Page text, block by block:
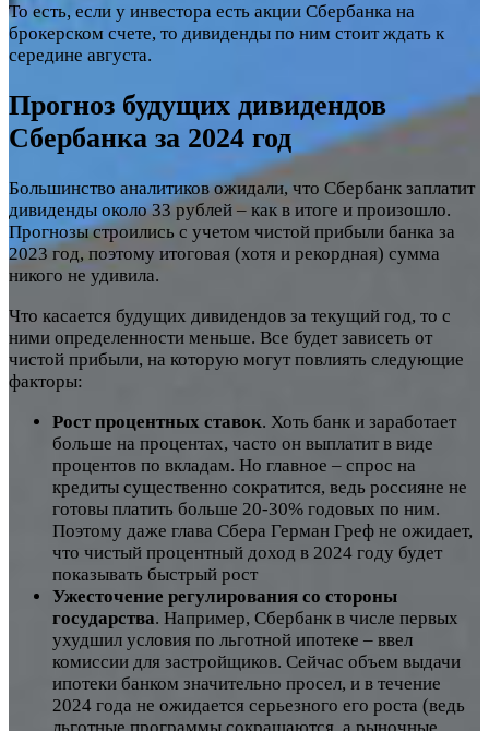
То есть, если у инвестора есть акции Сбербанка на
брокерском счете, то дивиденды по ним стоит ждать к
середине августа.
Прогноз будущих дивидендов
Сбербанка за 2024 год
Большинство аналитиков ожидали, что Сбербанк заплатит
дивиденды около 33 рублей – как в итоге и произошло.
Прогнозы строились с учетом чистой прибыли банка за
2023 год, поэтому итоговая (хотя и рекордная) сумма
никого не удивила.
Что касается будущих дивидендов за текущий год, то с
ними определенности меньше. Все будет зависеть от
чистой прибыли, на которую могут повлиять следующие
факторы:
Рост процентных ставок. Хоть банк и заработает
больше на процентах, часто он выплатит в виде
процентов по вкладам. Но главное – спрос на
кредиты существенно сократится, ведь россияне не
готовы платить больше 20-30% годовых по ним.
Поэтому даже глава Сбера Герман Греф не ожидает,
что чистый процентный доход в 2024 году будет
показывать быстрый рост
Ужесточение регулирования со стороны
государства. Например, Сбербанк в числе первых
ухудшил условия по льготной ипотеке – ввел
комиссии для застройщиков. Сейчас объем выдачи
ипотеки банком значительно просел, и в течение
2024 года не ожидается серьезного его роста (ведь